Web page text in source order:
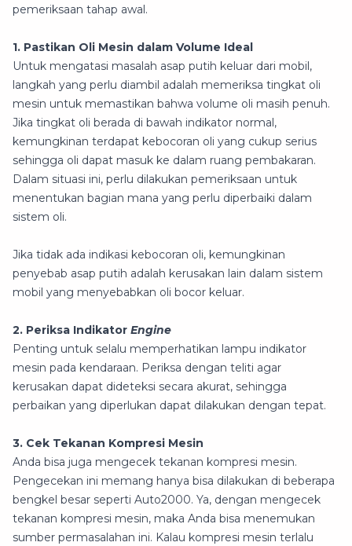
pemeriksaan tahap awal.
1. Pastikan Oli Mesin dalam Volume Ideal
Untuk mengatasi masalah asap putih keluar dari mobil,
langkah yang perlu diambil adalah memeriksa tingkat oli
mesin untuk memastikan bahwa volume oli masih penuh.
Jika tingkat oli berada di bawah indikator normal,
kemungkinan terdapat kebocoran oli yang cukup serius
sehingga oli dapat masuk ke dalam ruang pembakaran.
Dalam situasi ini, perlu dilakukan pemeriksaan untuk
menentukan bagian mana yang perlu diperbaiki dalam
sistem oli.
Jika tidak ada indikasi kebocoran oli, kemungkinan
penyebab asap putih adalah kerusakan lain dalam sistem
mobil yang menyebabkan oli bocor keluar.
2. Periksa Indikator Engine
Penting untuk selalu memperhatikan lampu indikator
mesin pada kendaraan. Periksa dengan teliti agar
kerusakan dapat dideteksi secara akurat, sehingga
perbaikan yang diperlukan dapat dilakukan dengan tepat.
3. Cek Tekanan Kompresi Mesin
Anda bisa juga mengecek tekanan kompresi mesin.
Pengecekan ini memang hanya bisa dilakukan di beberapa
bengkel besar seperti Auto2000. Ya, dengan mengecek
tekanan kompresi mesin, maka Anda bisa menemukan
sumber permasalahan ini. Kalau kompresi mesin terlalu